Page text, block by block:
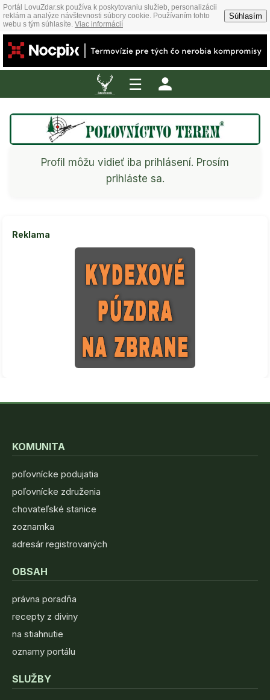
Portál LovuZdar.sk používa k poskytovaniu služieb, personalizácii
reklám a analýze návštevnosti súbory cookie. Používaním tohto
webu s tým súhlasíte. Viac informácií
Súhlasím
☰
Profil môžu vidieť iba prihlásení. Prosím
prihláste sa.
Reklama
KOMUNITA
poľovnícke podujatia
poľovnícke združenia
chovateľské stanice
zoznamka
adresár registrovaných
OBSAH
právna poradňa
recepty z diviny
na stiahnutie
oznamy portálu
SLUŽBY